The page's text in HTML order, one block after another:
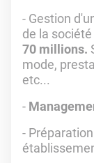
- Gestion
de la
70 millions.
mode,
etc...
-
-